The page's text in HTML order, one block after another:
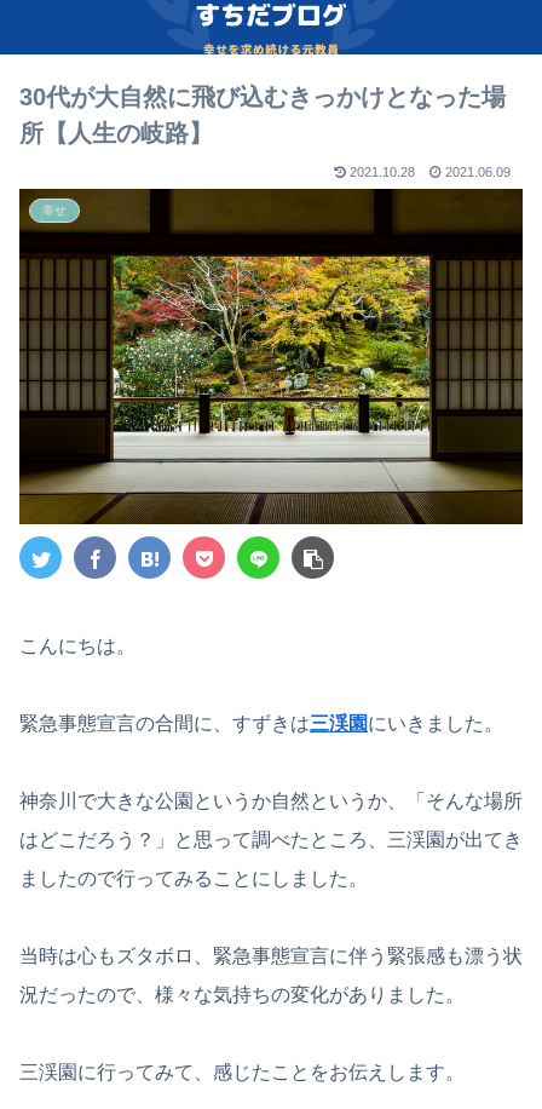
30代が大自然に飛び込むきっかけとなった場
所【人生の岐路】
2021.10.28 2021.06.09
幸せ
こんにちは。
緊急事態宣言の合間に、すずきは三渓園にいきました。
神奈川で大きな公園というか自然というか、「そんな場所
はどこだろう？」と思って調べたところ、三渓園が出てき
ましたので行ってみることにしました。
当時は心もズタボロ、緊急事態宣言に伴う緊張感も漂う状
況だったので、様々な気持ちの変化がありました。
三渓園に行ってみて、感じたことをお伝えします。